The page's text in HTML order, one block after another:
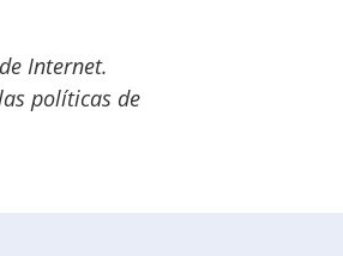
Internet.
políticas de